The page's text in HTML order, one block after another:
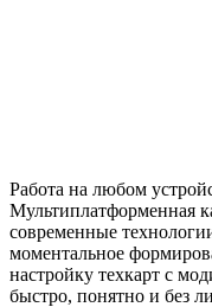
Работа на любом
Мультиплатформенная
современные
моментальное
настройку техкарт с
быстро, понятно и без